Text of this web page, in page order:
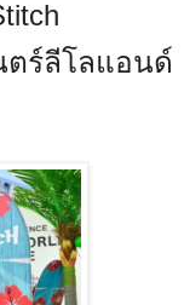
ตร์ลีโลแอนด์